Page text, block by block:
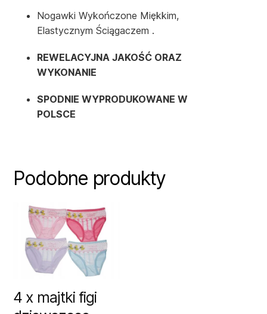
Nogawki Wykończone Miękkim,
Elastycznym Ściągaczem .
REWELACYJNA JAKOŚĆ ORAZ
WYKONANIE
SPODNIE WYPRODUKOWANE W
POLSCE
Podobne produkty
4 x majtki figi